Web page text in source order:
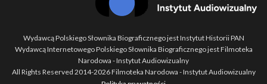
Wydawcą Polskiego Słownika Biograficznego jest Instytut Historii PAN
Wydawcą Internetowego Polskiego Słownika Biograficznego jest Filmoteka
Narodowa - Instytut Audiowizualny
All Rights Reserved 2014-2026Filmoteka Narodowa - Instytut Audiowizualny